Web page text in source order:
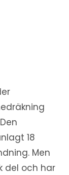
18
Men
del och har